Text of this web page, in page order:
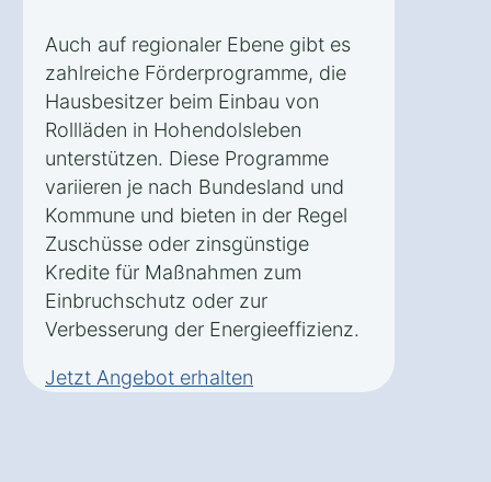
Auch auf regionaler Ebene gibt es
zahlreiche Förderprogramme, die
Hausbesitzer beim Einbau von
Rollläden in Hohendolsleben
unterstützen. Diese Programme
variieren je nach Bundesland und
Kommune und bieten in der Regel
Zuschüsse oder zinsgünstige
Kredite für Maßnahmen zum
Einbruchschutz oder zur
Verbesserung der Energieeffizienz.
Jetzt Angebot erhalten